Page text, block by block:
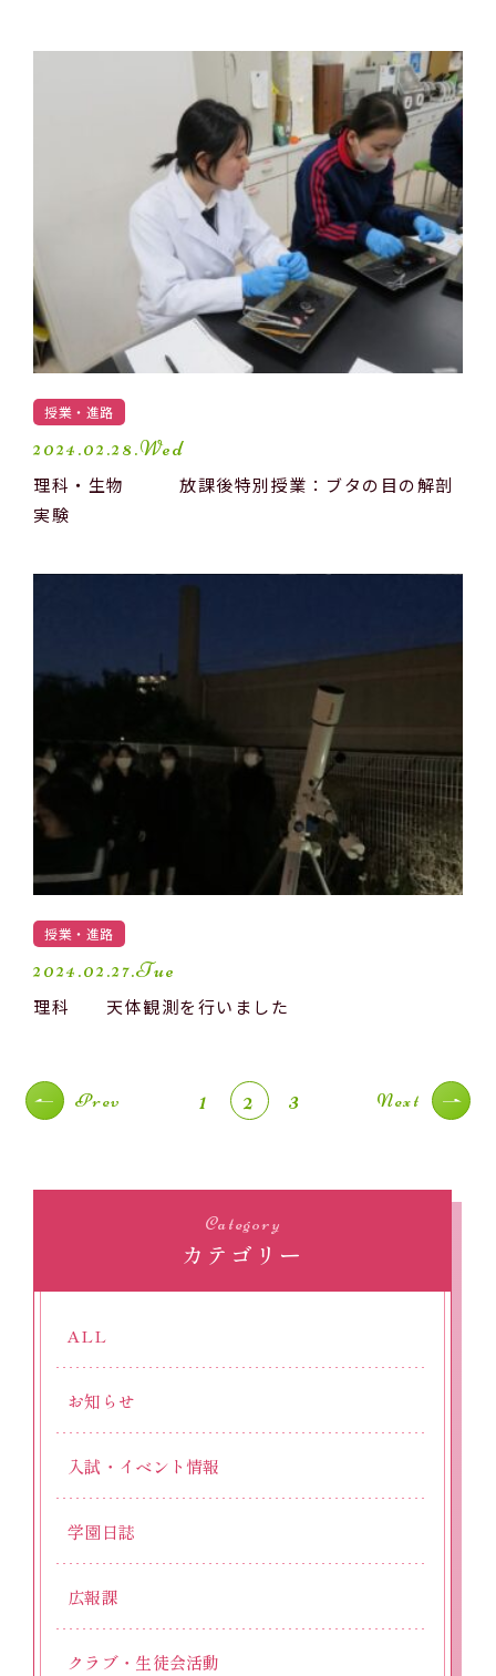
授業・進路
2024.02.28.Wed
理科・生物 放課後特別授業：ブタの目の解剖
実験
授業・進路
2024.02.27.Tue
理科 天体観測を行いました
Prev 1 2 3 Next
Category
カテゴリー
ALL
お知らせ
入試・イベント情報
学園日誌
広報課
クラブ・生徒会活動